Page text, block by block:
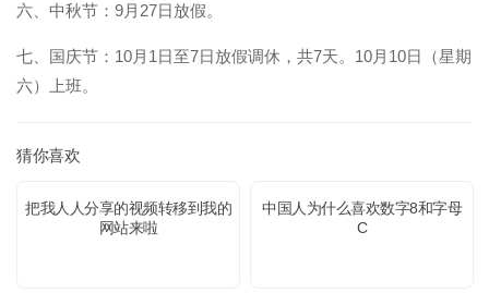
六、中秋节：9月27日放假。
七、国庆节：10月1日至7日放假调休，共7天。10月10日（星期
六）上班。
猜你喜欢
把我人人分享的视频转移到我的
网站来啦
中国人为什么喜欢数字8和字母
C